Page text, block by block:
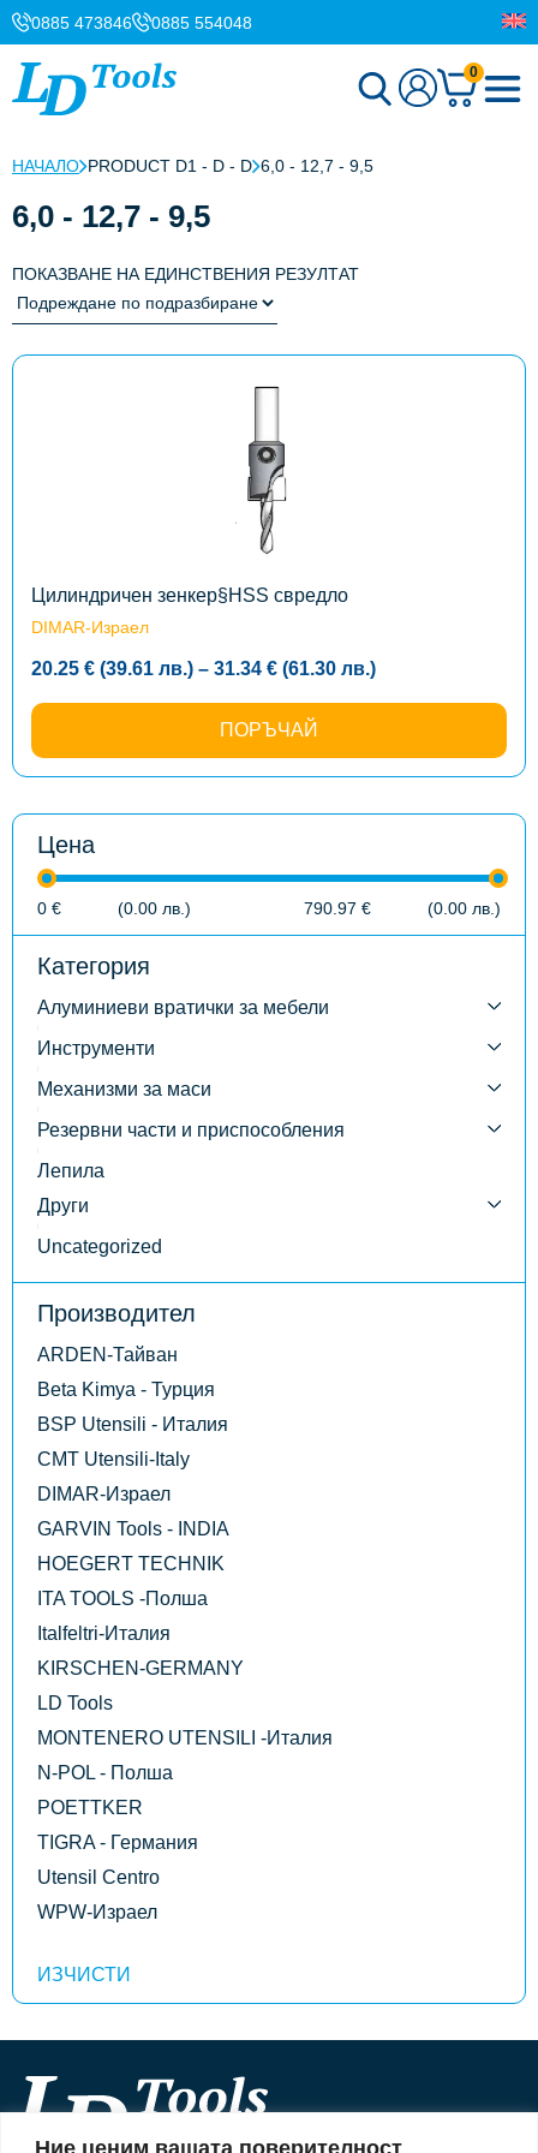
Ние ценим вашата поверителност
0885 473846 0885 554048
0
НАЧАЛО PRODUCT D1 - D - D 6,0 - 12,7 - 9,5
6,0 - 12,7 - 9,5
ПОКАЗВАНЕ НА ЕДИНСТВЕНИЯ РЕЗУЛТАТ
Цилиндричен зенкер§HSS свредло
DIMAR-Израел
20.25 € (39.61 лв.) – 31.34 € (61.30 лв.)Price
20.25 €
through
31.34 €
лв.)
ПОРЪЧАЙ
the
product
page
Цена
0 € (0.00 лв. ) 790.97 € (0.00 лв. )
Категория
Алуминиеви вратички за мебели
Инструменти
Механизми за маси
Резервни части и приспособления
Лепила
Други
Uncategorized
Производител
ARDEN-Тайван
Beta Kimya - Турция
BSP Utensili - Италия
CMT Utensili-Italy
DIMAR-Израел
GARVIN Tools - INDIA
HOEGERT TECHNIK
ITA TOOLS -Полша
Italfeltri-Италия
KIRSCHEN-GERMANY
LD Tools
MONTENERO UTENSILI -Италия
N-POL - Полша
POETTKER
TIGRA - Германия
Utensil Centro
WPW-Израел